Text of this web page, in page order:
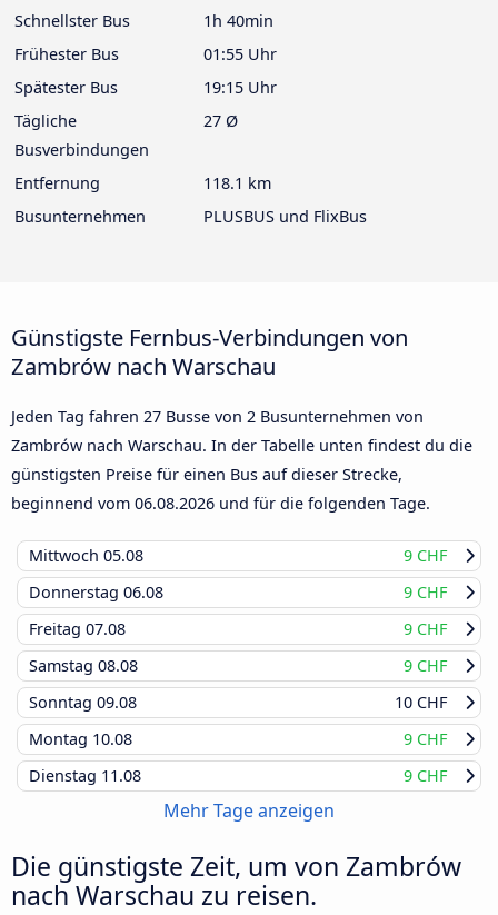
Schnellster Bus
1h 40min
Frühester Bus
01:55 Uhr
Spätester Bus
19:15 Uhr
Tägliche
Busverbindungen
27 Ø
Entfernung
118.1 km
Busunternehmen
PLUSBUS und FlixBus
Günstigste Fernbus-Verbindungen von
Zambrów nach Warschau
Jeden Tag fahren 27 Busse von 2 Busunternehmen von
Zambrów nach Warschau. In der Tabelle unten findest du die
günstigsten Preise für einen Bus auf dieser Strecke,
beginnend vom 06.08.2026 und für die folgenden Tage.
Mittwoch 05.08
9 CHF
Donnerstag 06.08
9 CHF
Freitag 07.08
9 CHF
Samstag 08.08
9 CHF
Sonntag 09.08
10 CHF
Montag 10.08
9 CHF
Dienstag 11.08 9 CHF
Mehr Tage anzeigen
Die günstigste Zeit, um von Zambrów
nach Warschau zu reisen.